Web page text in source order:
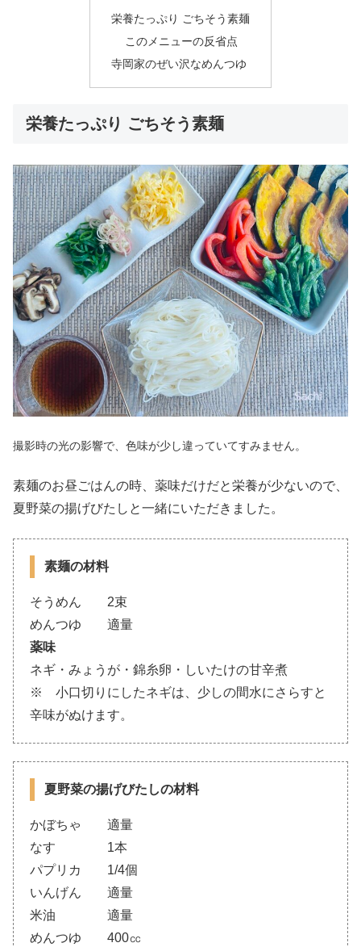
栄養たっぷり ごちそう素麺
このメニューの反省点
寺岡家のぜい沢なめんつゆ
栄養たっぷり ごちそう素麺
撮影時の光の影響で、色味が少し違っていてすみません。
素麺のお昼ごはんの時、薬味だけだと栄養が少ないので、
夏野菜の揚げびたしと一緒にいただきました。
素麺の材料
そうめん 2束
めんつゆ 適量
薬味
ネギ・みょうが・錦糸卵・しいたけの甘辛煮
※ 小口切りにしたネギは、少しの間水にさらすと
辛味がぬけます。
夏野菜の揚げびたしの材料
かぼちゃ 適量
なす 1本
パプリカ 1/4個
いんげん 適量
米油 適量
めんつゆ 400㏄